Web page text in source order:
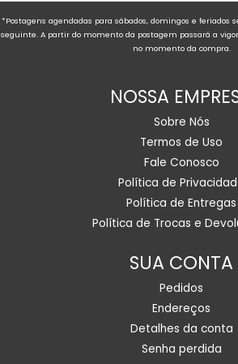
*Postagens agendadas para sábados, domingos e feriados
seguinte. A partir do momento da postagem passará a
no momento da compra.
NOSSA
Sobre Nós
Termos de Uso
Fale Conosco
Política de
Política de Entregas
Política de Trocas e
SUA CONTA
Pedidos
Endereços
Detalhes da conta
Senha perdida